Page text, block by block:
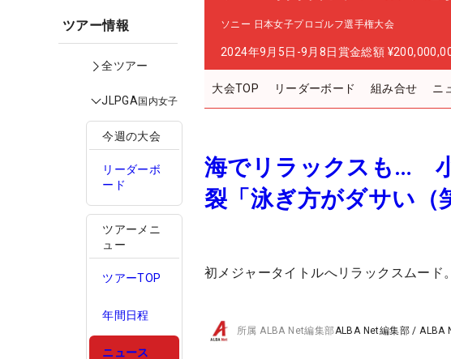
ツアー情報
全ツアー
JLPGA国内女子
今週の大会
リーダーボ
ード
ツアーメニ
ュー
ツアーTOP
年間日程
ニュース
ソニー 日本女子プロゴルフ選手権大会
2024年9月5日-9月8日賞金総額
大会TOP リーダーボード 組み合せ ニ
海でリラックスも… 小
裂「泳ぎ方がダサい（
初メジャータイトルへリラックスムー
所属ALBA Net編集部ALBA Net編集部 /ALBA